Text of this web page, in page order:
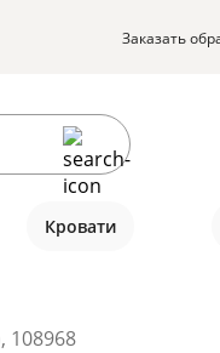
Заказать
Кровати
108968